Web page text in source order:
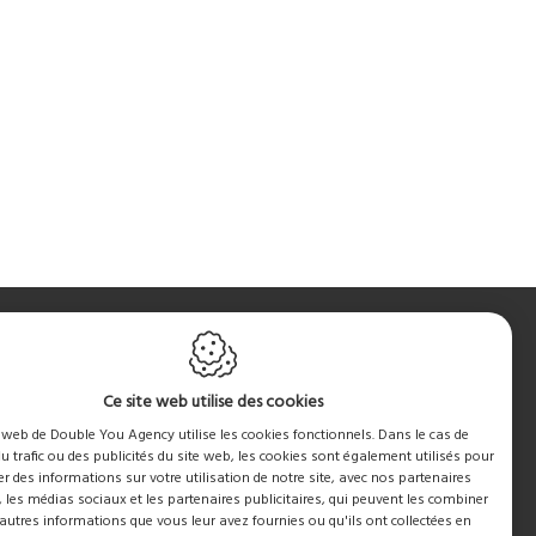
Ce site web utilise des cookies
de Double You Agency utilise les cookies fonctionnels. Dans le cas de
trafic ou des publicités du site web, les cookies sont également utilisés pour
des informations sur votre utilisation de notre site, avec nos partenaires
les médias sociaux et les partenaires publicitaires, qui peuvent les combiner
informations que vous leur avez fournies ou qu'ils ont collectées en